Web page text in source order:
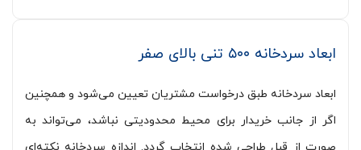
ابعاد سردخانه ۵۰۰ تنی بالای صفر
ابعاد سردخانه طبق درخواست مشتریان تعیین می‌شود و همچنین
اگر از جانب خریدار برای محیط محدودیتی نباشد، می‌تواند به